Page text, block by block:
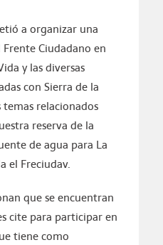
a organizar una
Ciudadano en
y las diversas
con Sierra de la
relacionados
reserva de la
de agua para La
el Freciudav.
que se encuentran
cite para participar en
tiene como